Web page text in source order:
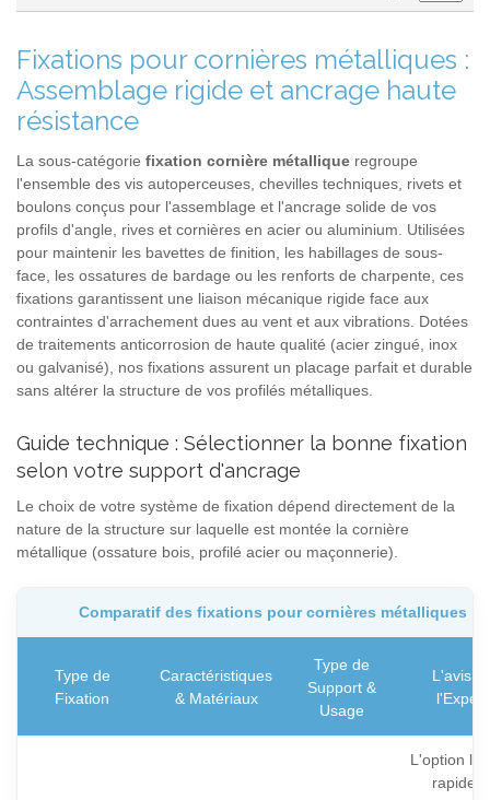
Fixations pour cornières métalliques :
Assemblage rigide et ancrage haute
résistance
La sous-catégorie fixation cornière métallique regroupe
l'ensemble des vis autoperceuses, chevilles techniques, rivets et
boulons conçus pour l'assemblage et l'ancrage solide de vos
profils d'angle, rives et cornières en acier ou aluminium. Utilisées
pour maintenir les bavettes de finition, les habillages de sous-
face, les ossatures de bardage ou les renforts de charpente, ces
fixations garantissent une liaison mécanique rigide face aux
contraintes d'arrachement dues au vent et aux vibrations. Dotées
de traitements anticorrosion de haute qualité (acier zingué, inox
ou galvanisé), nos fixations assurent un placage parfait et durable
sans altérer la structure de vos profilés métalliques.
Guide technique : Sélectionner la bonne fixation
selon votre support d'ancrage
Le choix de votre système de fixation dépend directement de la
nature de la structure sur laquelle est montée la cornière
métallique (ossature bois, profilé acier ou maçonnerie).
Comparatif des fixations pour cornières métalliques
Type de
Fixation
Caractéristiques
& Matériaux
Type de
Support &
Usage
L'avis
l'Expert
L'option la
rapide